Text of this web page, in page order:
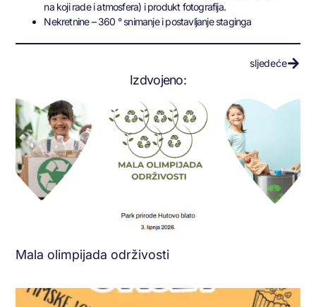
na koji rade i atmosfera) i produkt fotografija.
Nekretnine – 360 ° snimanje i postavljanje staginga
sljedeće
Izdvojeno:
Mala olimpijada održivosti